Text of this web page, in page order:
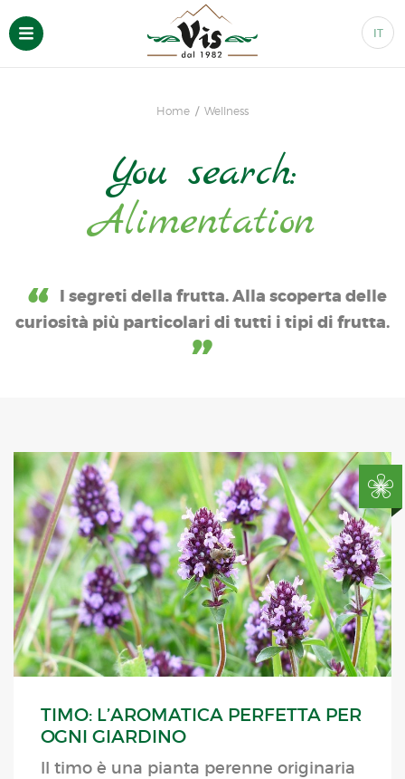
IT
Home Wellness
You search:
Alimentation
I segreti della frutta. Alla scoperta delle
curiosità più particolari di tutti i tipi di frutta.
TIMO: L’AROMATICA PERFETTA PER
OGNI GIARDINO
ll timo è una pianta perenne originaria